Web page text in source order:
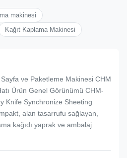
makinesi
Kağıt Kaplama Makinesi
Sayfa ve Paketleme Makinesi CHM
Ürün Genel Görünümü CHM-
Knife Synchronize Sheeting
alan tasarrufu sağlayan,
kağıdı yaprak ve ambalaj